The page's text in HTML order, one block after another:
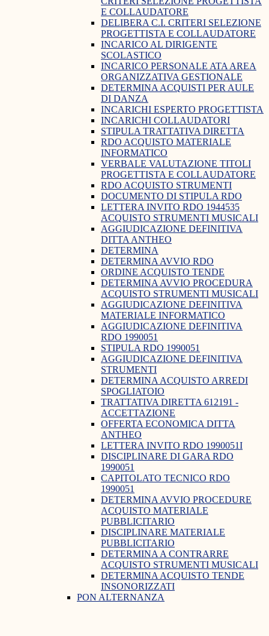
E COLLAUDATORE
DELIBERA C.I. CRITERI SELEZIONE
PROGETTISTA E COLLAUDATORE
INCARICO AL DIRIGENTE
SCOLASTICO
INCARICO PERSONALE ATA AREA
ORGANIZZATIVA GESTIONALE
DETERMINA ACQUISTI PER AULE
DI DANZA
INCARICHI ESPERTO PROGETTISTA
INCARICHI COLLAUDATORI
STIPULA TRATTATIVA DIRETTA
RDO ACQUISTO MATERIALE
INFORMATICO
VERBALE VALUTAZIONE TITOLI
PROGETTISTA E COLLAUDATORE
RDO ACQUISTO STRUMENTI
DOCUMENTO DI STIPULA RDO
LETTERA INVITO RDO 1944535
ACQUISTO STRUMENTI MUSICALI
AGGIUDICAZIONE DEFINITIVA
DITTA ANTHEO
DETERMINA
DETERMINA AVVIO RDO
ORDINE ACQUISTO TENDE
DETERMINA AVVIO PROCEDURA
ACQUISTO STRUMENTI MUSICALI
AGGIUDICAZIONE DEFINITIVA
MATERIALE INFORMATICO
AGGIUDICAZIONE DEFINITIVA
RDO 1990051
STIPULA RDO 1990051
AGGIUDICAZIONE DEFINITIVA
STRUMENTI
DETERMINA ACQUISTO ARREDI
SPOGLIATOIO
TRATTATIVA DIRETTA 612191 -
ACCETTAZIONE
OFFERTA ECONOMICA DITTA
ANTHEO
LETTERA INVITO RDO 1990051I
DISCIPLINARE DI GARA RDO
1990051
CAPITOLATO TECNICO RDO
1990051
DETERMINA AVVIO PROCEDURE
ACQUISTO MATERIALE
PUBBLICITARIO
DISCIPLINARE MATERIALE
PUBBLICITARIO
DETERMINA A CONTRARRE
ACQUISTO STRUMENTI MUSICALI
DETERMINA ACQUISTO TENDE
INSONORIZZATI
PON ALTERNANZA